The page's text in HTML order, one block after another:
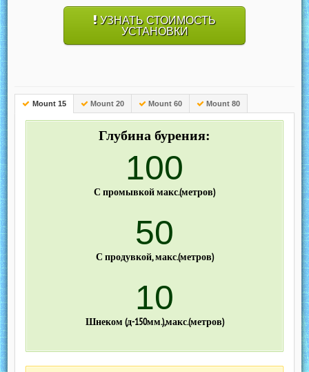
УЗНАТЬ СТОИМОСТЬ
УСТАНОВКИ
Mount 15 Mount 20 Mount 60 Mount 80
Глубина бурения:
100
С промывкой макс.(метров)
50
С продувкой, макс.(метров)
10
Шнеком (д-150мм.),макс.(метров)